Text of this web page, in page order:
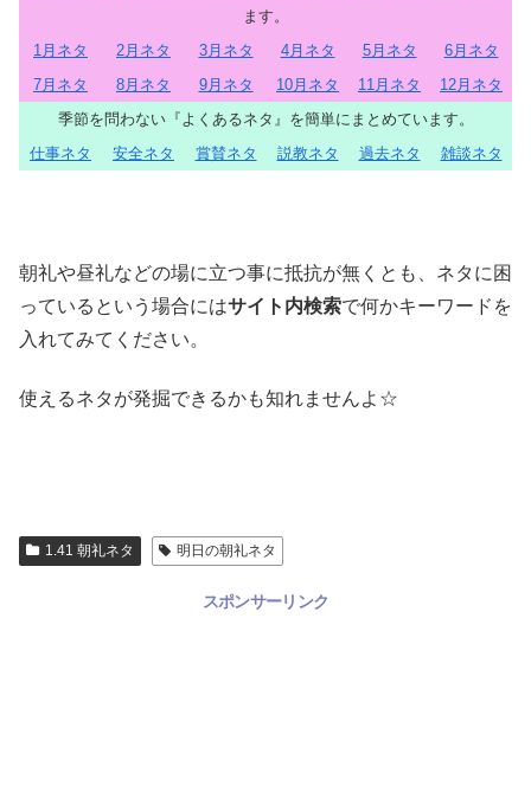
ます。
1月ネタ
2月ネタ 3月ネタ 4月ネタ 5月ネタ
6月ネタ
7月ネタ
8月ネタ 9月ネタ 10月ネタ 11月ネタ
12月ネタ
季節を問わない『よくあるネタ』を簡単にまとめています。
仕事ネタ
安全ネタ 賞賛ネタ 説教ネタ 過去ネタ 雑談ネタ
朝礼や昼礼などの場に立つ事に抵抗が無くとも、ネタに困
っているという場合にはサイト内検索で何かキーワードを
入れてみてください。
使えるネタが発掘できるかも知れませんよ☆
1.41 朝礼ネタ 明日の朝礼ネタ
スポンサーリンク